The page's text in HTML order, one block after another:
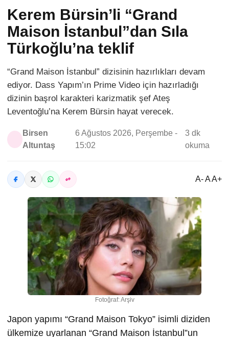
Kerem Bürsin’li “Grand
Maison İstanbul”dan Sıla
Türkoğlu’na teklif
“Grand Maison İstanbul” dizisinin hazırlıkları devam
ediyor. Dass Yapım’ın Prime Video için hazırladığı
dizinin başrol karakteri karizmatik şef Ateş
Leventoğlu’na Kerem Bürsin hayat verecek.
Birsen
Altuntaş
6 Ağustos 2026, Perşembe -
15:02
3 dk
okuma
A- A A+
Fotoğraf: Arşiv
Japon yapımı “Grand Maison Tokyo” isimli diziden
ülkemize uyarlanan “Grand Maison İstanbul”un